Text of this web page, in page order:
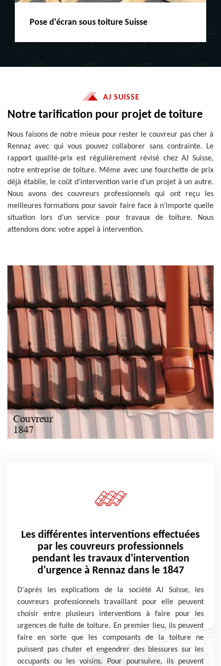
Peinture boiserie LE
AJ SUISSE
Notre tarification pour projet de toiture
Nous faisons de notre mieux pour rester le couvreur pas cher à
Rennaz avec qui vous pouvez collaborer sans contrainte. Le
rapport qualité-prix est régulièrement révisé chez AJ Suisse,
notre entreprise de toiture. Même avec une fourchette de prix
déjà établie, le coût d’intervention varie d’un projet à un autre.
Nous avons des couvreurs professionnels qui ont reçu les
meilleures formations pour savoir faire face à n’importe quelle
situation lors d’un service pour travaux de toiture. Nous
attendons donc votre appel à intervention.
Les différentes interventions effectuées
par les couvreurs professionnels
pendant les travaux d'intervention
d'urgence à Rennaz dans le 1847
D'après les explications de la société AJ Suisse, les
couvreurs professionnels travaillant pour elle peuvent
choisir entre plusieurs interventions à faire pour les
urgences de fuite de toiture. En premier lieu, ils peuvent
faire en sorte que les composants de la toiture ne
puissent pas chuter et engendrer des blessures sur les
occupants ou les voisins. Pour poursuivre, ils peuvent